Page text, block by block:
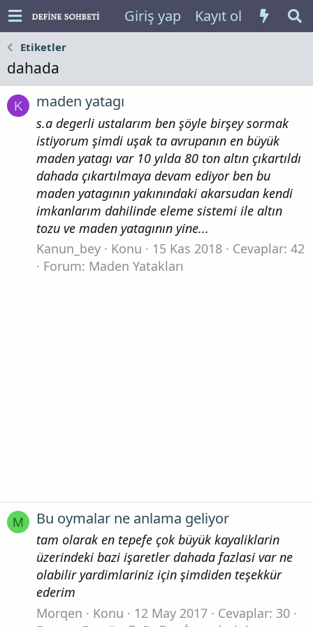
Giriş yap Kayıt ol
Etiketler
dahada
K maden yatagı
s.a degerli ustalarım ben şöyle birşey sormak
istiyorum şimdi uşak ta avrupanın en büyük
maden yatagı var 10 yılda 80 ton altın çıkartıldı
dahada çıkartılmaya devam ediyor ben bu
maden yatagının yakınındaki akarsudan kendi
imkanlarım dahilinde eleme sistemi ile altın
tozu ve maden yatagının yine...
Kanun_bey
Konu 15 Kas 2018
Cevaplar: 42
Forum: Maden Yatakları
M Bu oymalar ne anlama geliyor
tam olarak en tepefe çok büyük kayaliklarin
üzerindeki bazi işaretler dahada fazlasi var ne
olabilir yardimlariniz için şimdiden teşekkür
ederim
Morqen
Konu 12 May 2017
Cevaplar: 30